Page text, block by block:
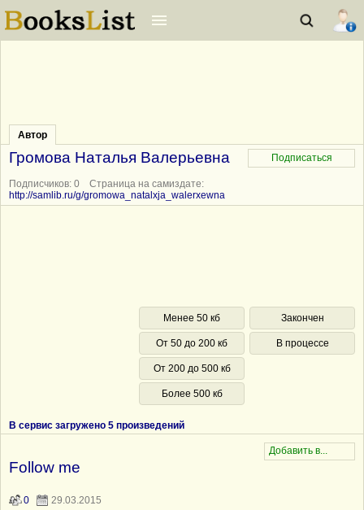
Автор
Громова Наталья Валерьевна
Подписчиков: 0 Страница на самиздате:
http://samlib.ru/g/gromowa_natalxja_walerxewna
Менее 50 кб
От 50 до 200 кб
От 200 до 500 кб
Более 500 кб
Закончен
В процессе
В сервис загружено 5 произведений
Follow me
0 29.03.2015